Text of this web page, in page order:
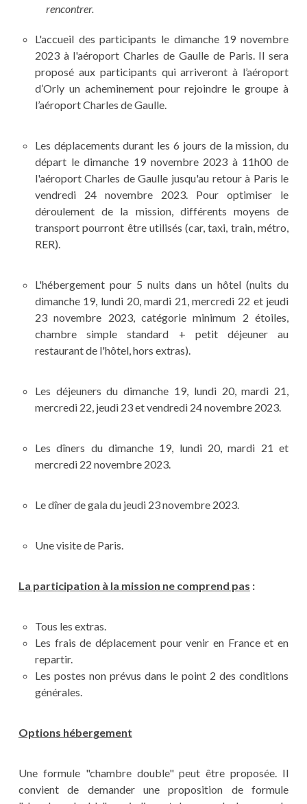
rencontrer.
L'accueil des participants le dimanche 19 novembre
2023 à l'aéroport Charles de Gaulle de Paris. Il sera
proposé aux participants qui arriveront à l’aéroport
d’Orly un acheminement pour rejoindre le groupe à
l’aéroport Charles de Gaulle.
Les déplacements durant les 6 jours de la mission, du
départ le dimanche 19 novembre 2023 à 11h00 de
l'aéroport Charles de Gaulle jusqu'au retour à Paris le
vendredi 24 novembre 2023. Pour optimiser le
déroulement de la mission, différents moyens de
transport pourront être utilisés (car, taxi, train, métro,
RER).
L'hébergement pour 5 nuits dans un hôtel (nuits du
dimanche 19, lundi 20, mardi 21, mercredi 22 et jeudi
23 novembre 2023, catégorie minimum 2 étoiles,
chambre simple standard + petit déjeuner au
restaurant de l'hôtel, hors extras).
Les déjeuners du dimanche 19, lundi 20, mardi 21,
mercredi 22, jeudi 23 et vendredi 24 novembre 2023.
Les dîners du dimanche 19, lundi 20, mardi 21 et
mercredi 22 novembre 2023.
Le dîner de gala du jeudi 23 novembre 2023.
Une visite de Paris.
La participation à la mission ne comprend pas :
Tous les extras.
Les frais de déplacement pour venir en France et en
repartir.
Les postes non prévus dans le point 2 des conditions
générales.
Options hébergement
Une formule "chambre double" peut être proposée. Il
convient de demander une proposition de formule